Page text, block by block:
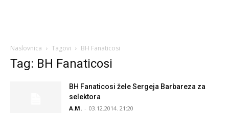
Naslovnica Tagovi BH Fanaticosi
Tag: BH Fanaticosi
BH Fanaticosi žele Sergeja Barbareza za
selektora
A.M. - 03.12.2014. 21:20